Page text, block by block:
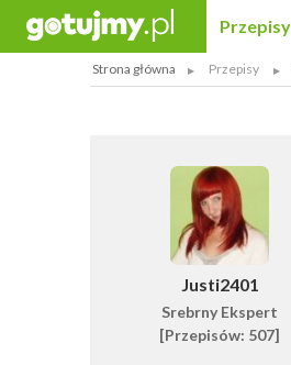
Przepisy
Strona główna Przepisy
Justi2401
Srebrny Ekspert
[Przepisów: 507]